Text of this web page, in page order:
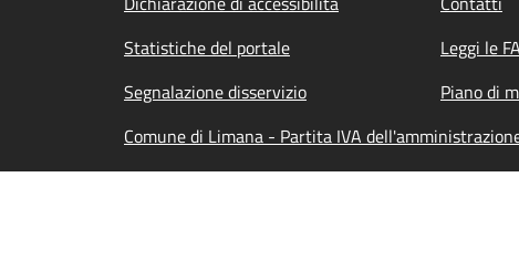
Statistiche del portale
Leggi le
Segnalazione disservizio
Piano di
Comune di Limana - Partita IVA